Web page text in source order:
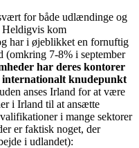
for både udlændinge og
Heldigvis kom
har i øjeblikket en fornuftig
(omkring 7-8% i september
har deres kontorer
knudepunkt
anses Irland for at være
i Irland til at ansætte
i mange sektorer
er faktisk noget, der
i udlandet):